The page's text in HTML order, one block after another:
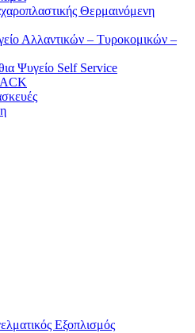
Θερμαινόμενη
Αλλαντικών – Τυροκομικών –
Ψυγείο Self Service
Εξοπλισμός